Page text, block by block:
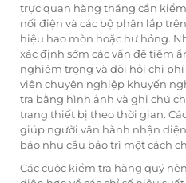
trực quan hàng tháng cần
nối điện và các bộ phận lắp
hiệu hao mòn hoặc hư hỏng.
xác định sớm các vấn đề tiềm
nghiêm trọng và đòi hỏi chi phí
viên chuyên nghiệp khuyến
tra bằng hình ảnh và ghi chú
trạng thiết bị theo thời gian.
giúp người vận hành nhận
báo nhu cầu bảo trì một cách
Các cuộc kiểm tra hàng quý